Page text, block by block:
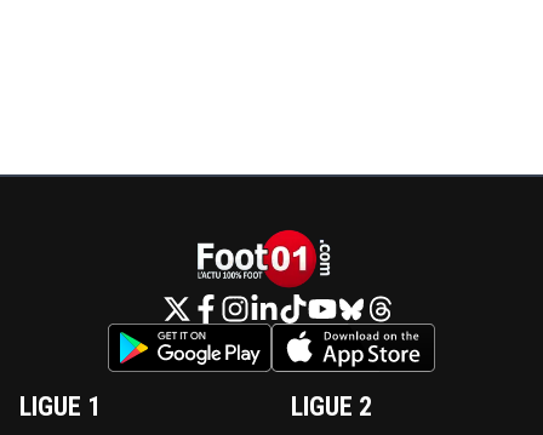
LIGUE 1 LIGUE 2